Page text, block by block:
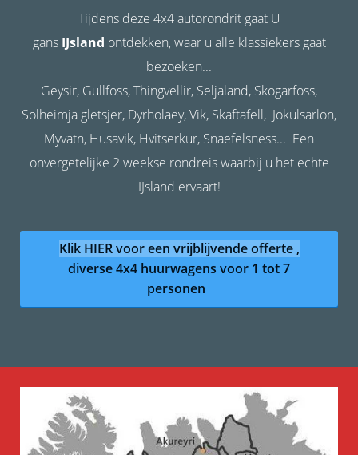
Tijdens deze 4x4 autorondrit gaat U
gans IJsland ontdekken, waar u alle klassiekers gaat
bezoeken...
Geysir, Gullfoss, Thingvellir, Seljaland, Skogarfoss,
Solheimja gletsjer, Dyrholaey, Vik, Skaftafell, Jokulsarlon,
Myvatn, Husavik, Hvitserkur, Snaefelsness... Een
onvergetelijke 2 weekse rondreis waarbij u het echte
IJsland ervaart!
Klik HIER voor een vrijblijvende offerte ,
diverse 4x4 huurwagens voor 1 tot 7
personen